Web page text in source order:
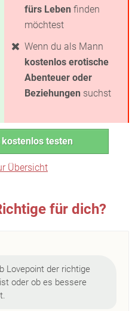
fürs Leben finden
möchtest
Wenn du als Mann
kostenlos erotische
Abenteuer oder
Beziehungen suchst
testen
Übersicht
für dich?
Lovepoint der richtige
oder ob es bessere